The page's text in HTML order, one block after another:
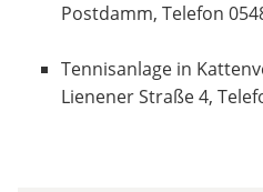
Postdamm, Telefon
Tennisanlage in
Lienener Straße 4,